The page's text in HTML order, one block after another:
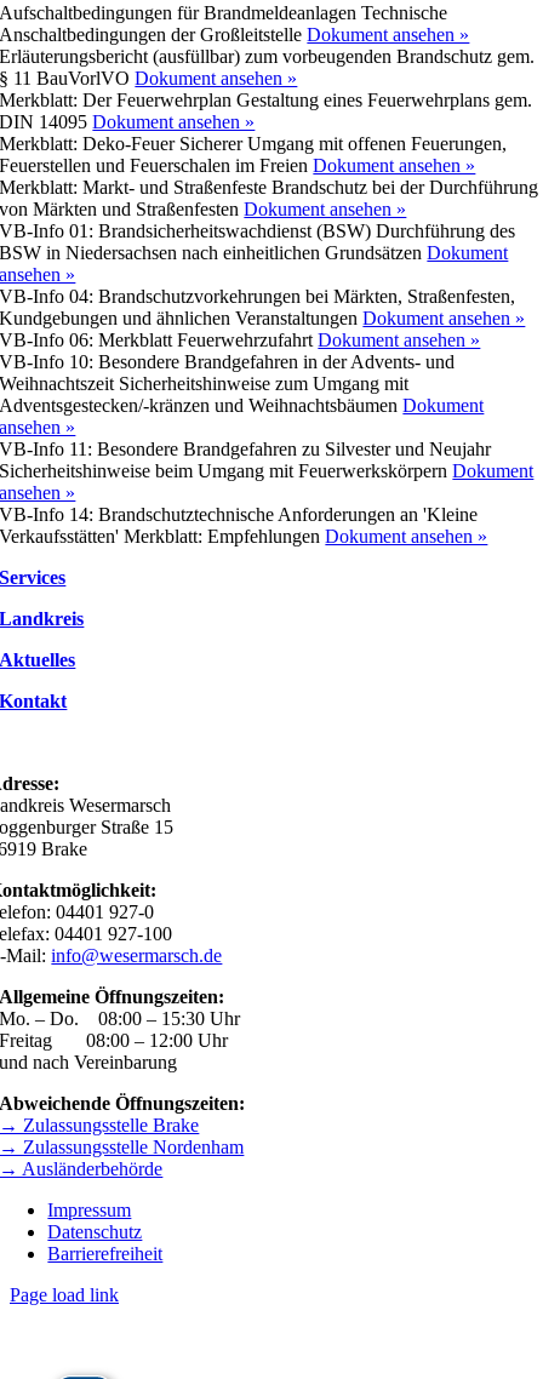
Aufschaltbedingungen für Brandmeldeanlagen Technische
Anschaltbedingungen der Großleitstelle Dokument ansehen »
Erläuterungsbericht (ausfüllbar) zum vorbeugenden Brandschutz gem.
§ 11 BauVorlVO Dokument ansehen »
Merkblatt: Der Feuerwehrplan Gestaltung eines Feuerwehrplans gem.
DIN 14095 Dokument ansehen »
Merkblatt: Deko-Feuer Sicherer Umgang mit offenen Feuerungen,
Feuerstellen und Feuerschalen im Freien Dokument ansehen »
Merkblatt: Markt- und Straßenfeste Brandschutz bei der Durchführung
von Märkten und Straßenfesten Dokument ansehen »
VB-Info 01: Brandsicherheitswachdienst (BSW) Durchführung des
BSW in Niedersachsen nach einheitlichen Grundsätzen Dokument
ansehen »
VB-Info 04: Brandschutzvorkehrungen bei Märkten, Straßenfesten,
Kundgebungen und ähnlichen Veranstaltungen Dokument ansehen »
VB-Info 06: Merkblatt Feuerwehrzufahrt Dokument ansehen »
VB-Info 10: Besondere Brandgefahren in der Advents- und
Weihnachtszeit Sicherheitshinweise zum Umgang mit
Adventsgestecken/-kränzen und Weihnachtsbäumen Dokument
ansehen »
VB-Info 11: Besondere Brandgefahren zu Silvester und Neujahr
Sicherheitshinweise beim Umgang mit Feuerwerkskörpern Dokument
ansehen »
VB-Info 14: Brandschutztechnische Anforderungen an 'Kleine
Verkaufsstätten' Merkblatt: Empfehlungen Dokument ansehen »
Services
Landkreis
Aktuelles
Kontakt
Wesermarsch
Straße 15
Brake
04401 927-0
04401 927-100
Mail:info@wesermarsch.de
Allgemeine Öffnungszeiten:
Mo. – Do. 08:00 – 15:30 Uhr
Freitag 08:00 – 12:00 Uhr
und nach Vereinbarung
Abweichende Öffnungszeiten:
→ Zulassungsstelle Brake
→ Zulassungsstelle Nordenham
→ Ausländerbehörde
Impressum
Datenschutz
Barrierefreiheit
Page load link